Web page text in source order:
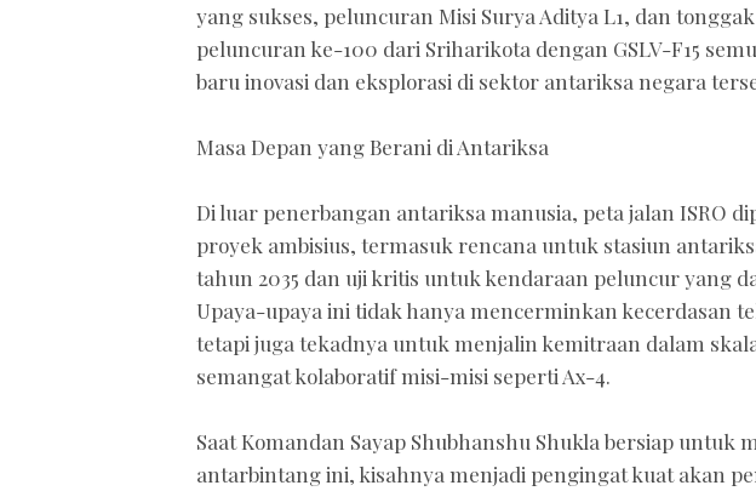
yang sukses, peluncuran Misi Surya Aditya L1, dan
peluncuran ke-100 dari Sriharikota dengan GSLV-F15
baru inovasi dan eksplorasi di sektor antariksa negara
Masa Depan yang Berani di Antariksa
Di luar penerbangan antariksa manusia, peta jalan ISRO
proyek ambisius, termasuk rencana untuk stasiun
tahun 2035 dan uji kritis untuk kendaraan peluncur yang
Upaya-upaya ini tidak hanya mencerminkan kecerdasan
tetapi juga tekadnya untuk menjalin kemitraan dalam
semangat kolaboratif misi-misi seperti Ax-4.
Saat Komandan Sayap Shubhanshu Shukla bersiap untuk
antarbintang ini, kisahnya menjadi pengingat kuat akan